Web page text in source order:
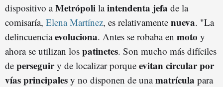
dispositivo aMetrópoli laintendenta jefa de la
comisaría, Elena Martínez, es relativamente nueva. "La
delincuenciaevoluciona. Antes se robaba en moto y
ahora se utilizan los patinetes. Son mucho más difíciles
de perseguiry de localizar porque evitan circular por
vías principales y no disponen de unamatrícula para